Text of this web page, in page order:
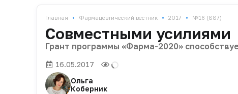
Главная • Фармацевтический вестник • 2017 • №16 (887)
Совместными усилиями
Грант программы «Фарма-2020»
16.05.2017
Ольга
Коберник